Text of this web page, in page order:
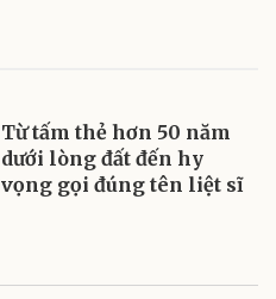
Từ tấm thẻ hơn 50 năm
dưới lòng đất đến hy
vọng gọi đúng tên liệt sĩ